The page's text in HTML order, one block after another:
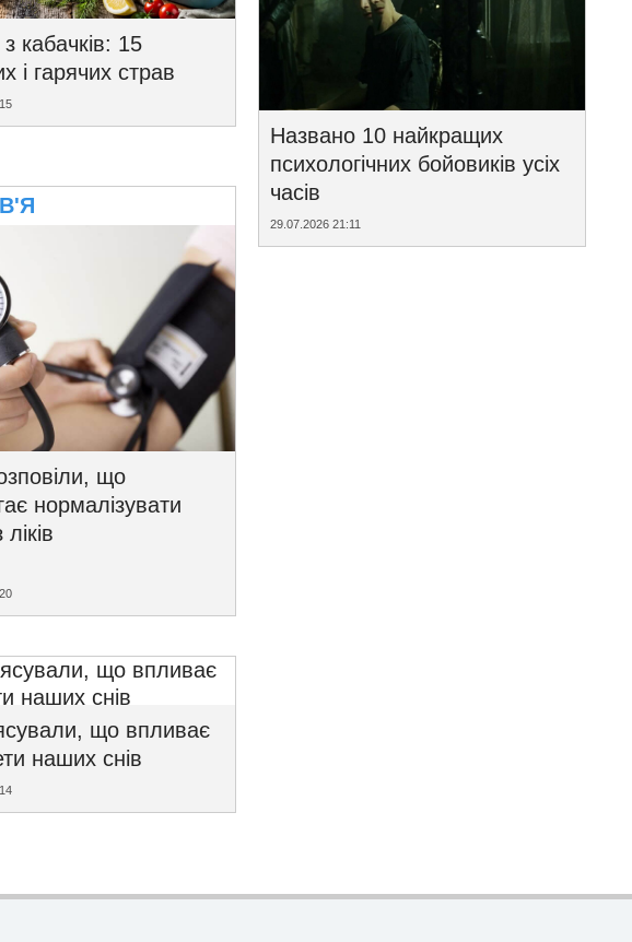
кабачків: 15
і гарячих страв
що
нормалізувати
що впливає
наших снів
Названо 10 найкращих
психологічних бойовиків усіх
часів
29.07.2026 21:11